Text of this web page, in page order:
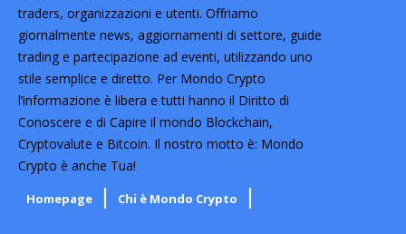
traders, organizzazioni e utenti. Offriamo
giornalmente news, aggiornamenti di settore, guide
trading e partecipazione ad eventi, utilizzando uno
stile semplice e diretto. Per Mondo Crypto
l’informazione è libera e tutti hanno il Diritto di
Conoscere e di Capire il mondo Blockchain,
Cryptovalute e Bitcoin. Il nostro motto è: Mondo
Crypto è anche Tua!
Homepage Chi è Mondo Crypto